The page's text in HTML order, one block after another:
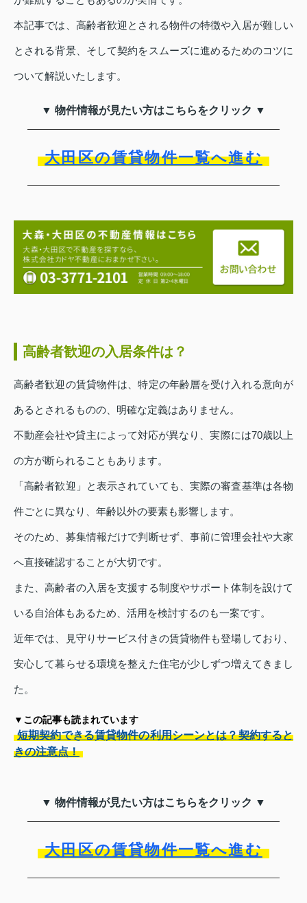
本記事では、高齢者歓迎とされる物件の特徴や入居が難しい
とされる背景、そして契約をスムーズに進めるためのコツに
ついて解説いたします。
▼ 物件情報が見たい方はこちらをクリック ▼
大田区の賃貸物件一覧へ進む
高齢者歓迎の入居条件は？
高齢者歓迎の賃貸物件は、特定の年齢層を受け入れる意向が
あるとされるものの、明確な定義はありません。
不動産会社や貸主によって対応が異なり、実際には70歳以上
の方が断られることもあります。
「高齢者歓迎」と表示されていても、実際の審査基準は各物
件ごとに異なり、年齢以外の要素も影響します。
そのため、募集情報だけで判断せず、事前に管理会社や大家
へ直接確認することが大切です。
また、高齢者の入居を支援する制度やサポート体制を設けて
いる自治体もあるため、活用を検討するのも一案です。
近年では、見守りサービス付きの賃貸物件も登場しており、
安心して暮らせる環境を整えた住宅が少しずつ増えてきまし
た。
▼この記事も読まれています
短期契約できる賃貸物件の利用シーンとは？契約すると
きの注意点！
▼ 物件情報が見たい方はこちらをクリック ▼
大田区の賃貸物件一覧へ進む